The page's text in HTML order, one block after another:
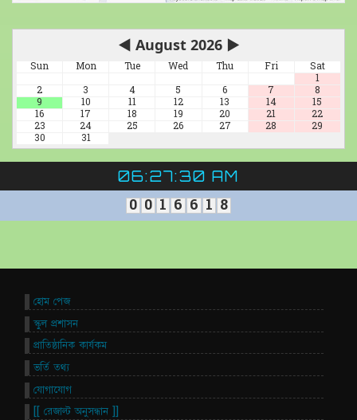
◀ August 2026 ▶
Sun Mon Tue Wed Thu Fri
Sat
1
2
3 4 5 6 7
8
9
10 11 12 13 14
15
16
17 18 19 20 21
22
23
24 25 26 27 28
29
30
31
06:27:31 AM
0 0 1 6 6 1 8
হোম পেজ
স্কুল প্রশাসন
প্রাতিষ্ঠানিক কার্যকম
ভর্তি তথ্য
যোগাযোগ
[[ রেজাল্ট অনুসন্ধান ]]